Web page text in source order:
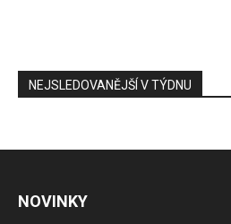
NEJSLEDOVANĚJŠÍ V TÝDNU
NOVINKY